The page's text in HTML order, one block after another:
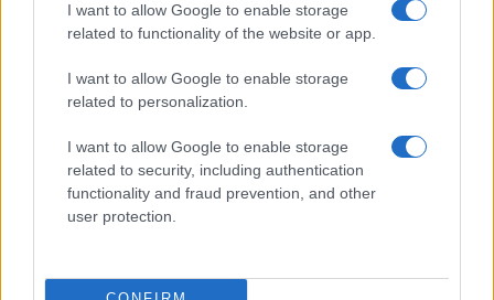
I want to allow Google to enable storage
related to functionality of the website or app.
I want to allow Google to enable storage
related to personalization.
I want to allow Google to enable storage
related to security, including authentication
functionality and fraud prevention, and other
user protection.